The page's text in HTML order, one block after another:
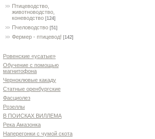
Птицеводство,
животноводство,
коневодство [124]
Пчеловодство [51]
Фермер - птицевод! [142]
Ровенские «усатые»
Обучение с помощью
магнитофона
Черноклювые какаду
Статные оренбургские
Фасциолез
Розеллы
В ПОИСКАХ ВИЛЛЕМА
Река Амазонка
Наперегонки с чумой скота